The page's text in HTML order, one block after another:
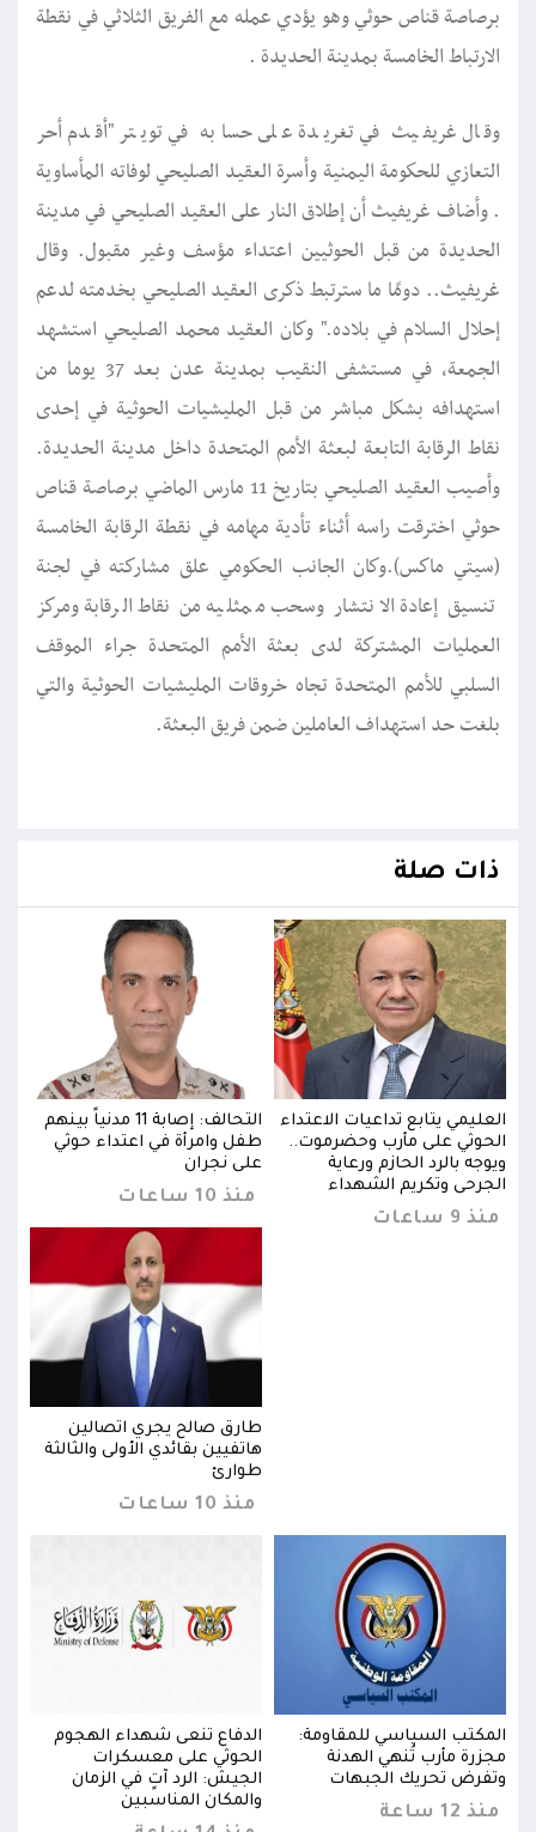
برصاصة قناص حوثي وهو يؤدي عمله مع الفريق الثلاثي في نقطة
الارتباط الخامسة بمدينة الحديدة .
وقال غريفيث في تغريدة على حسابه في تويتر "أقدم أحر
التعازي للحكومة اليمنية وأسرة العقيد الصليحي لوفاته المأساوية
. وأضاف غريفيث أن إطلاق النار على العقيد الصليحي في مدينة
الحديدة من قبل الحوثيين اعتداء مؤسف وغير مقبول. وقال
غريفيث.. دومًا ما سترتبط ذكرى العقيد الصليحي بخدمته لدعم
إحلال السلام في بلاده." وكان العقيد محمد الصليحي استشهد
الجمعة، في مستشفى النقيب بمدينة عدن بعد 37 يوما من
استهدافه بشكل مباشر من قبل المليشيات الحوثية في إحدى
نقاط الرقابة التابعة لبعثة الأمم المتحدة داخل مدينة الحديدة.
وأصيب العقيد الصليحي بتاريخ 11 مارس الماضي برصاصة قناص
حوثي اخترقت راسه أثناء تأدية مهامه في نقطة الرقابة الخامسة
(سيتي ماكس).وكان الجانب الحكومي علق مشاركته في لجنة
تنسيق إعادة الانتشار وسحب ممثليه من نقاط الرقابة ومركز
العمليات المشتركة لدى بعثة الأمم المتحدة جراء الموقف
السلبي للأمم المتحدة تجاه خروقات المليشيات الحوثية والتي
بلغت حد استهداف العاملين ضمن فريق البعثة.
ذات صلة
العليمي يتابع تداعيات الاعتداء
الحوثي على مأرب وحضرموت..
ويوجه بالرد الحازم ورعاية
الجرحى وتكريم الشهداء
منذ 9 ساعات
التحالف: إصابة 11 مدنياً بينهم
طفل وامرأة في اعتداء حوثي
على نجران
منذ 10 ساعات
طارق صالح يجري اتصالين
هاتفيين بقائدي الأولى والثالثة
طوارئ
منذ 10 ساعات
المكتب السياسي للمقاومة:
مجزرة مأرب تُنهي الهدنة
وتفرض تحريك الجبهات
منذ 12 ساعة
الدفاع تنعى شهداء الهجوم
الحوثي على معسكرات
الجيش: الرد آتٍ في الزمان
والمكان المناسبين